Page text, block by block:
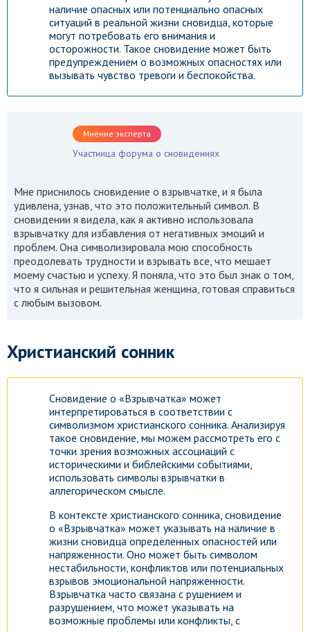
наличие опасных или потенциально опасных
ситуаций в реальной жизни сновидца, которые
могут потребовать его внимания и
осторожности. Такое сновидение может быть
предупреждением о возможных опасностях или
вызывать чувство тревоги и беспокойства.
Мнение эксперта
Участница форума о сновидениях
Мне приснилось сновидение о взрывчатке, и я была
удивлена, узнав, что это положительный символ. В
сновидении я видела, как я активно использовала
взрывчатку для избавления от негативных эмоций и
проблем. Она символизировала мою способность
преодолевать трудности и взрывать все, что мешает
моему счастью и успеху. Я поняла, что это был знак о том,
что я сильная и решительная женщина, готовая справиться
с любым вызовом.
Христианский сонник
Сновидение о «Взрывчатка» может
интерпретироваться в соответствии с
символизмом христианского сонника. Анализируя
такое сновидение, мы можем рассмотреть его с
точки зрения возможных ассоциаций с
историческими и библейскими событиями,
использовать символы взрывчатки в
аллегорическом смысле.
В контексте христианского сонника, сновидение
о «Взрывчатка» может указывать на наличие в
жизни сновидца определенных опасностей или
напряженности. Оно может быть символом
нестабильности, конфликтов или потенциальных
взрывов эмоциональной напряженности.
Взрывчатка часто связана с рушением и
разрушением, что может указывать на
возможные проблемы или конфликты, с